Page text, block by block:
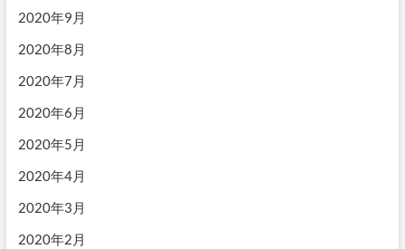
2020年9月
2020年8月
2020年7月
2020年6月
2020年5月
2020年4月
2020年3月
2020年2月